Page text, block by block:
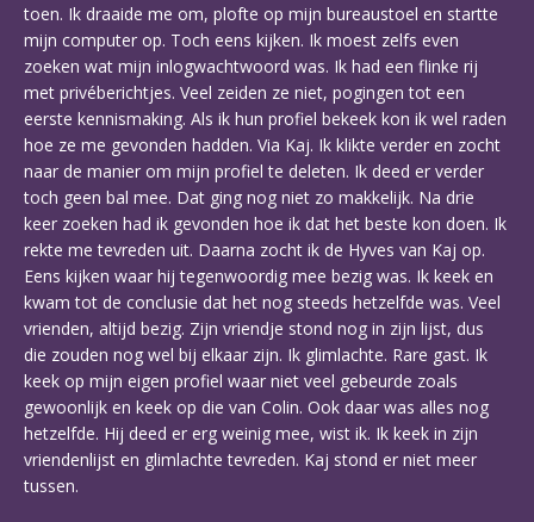
toen. Ik draaide me om, plofte op mijn bureaustoel en startte
mijn computer op. Toch eens kijken. Ik moest zelfs even
zoeken wat mijn inlogwachtwoord was. Ik had een flinke rij
met privéberichtjes. Veel zeiden ze niet, pogingen tot een
eerste kennismaking. Als ik hun profiel bekeek kon ik wel raden
hoe ze me gevonden hadden. Via Kaj. Ik klikte verder en zocht
naar de manier om mijn profiel te deleten. Ik deed er verder
toch geen bal mee. Dat ging nog niet zo makkelijk. Na drie
keer zoeken had ik gevonden hoe ik dat het beste kon doen. Ik
rekte me tevreden uit. Daarna zocht ik de Hyves van Kaj op.
Eens kijken waar hij tegenwoordig mee bezig was. Ik keek en
kwam tot de conclusie dat het nog steeds hetzelfde was. Veel
vrienden, altijd bezig. Zijn vriendje stond nog in zijn lijst, dus
die zouden nog wel bij elkaar zijn. Ik glimlachte. Rare gast. Ik
keek op mijn eigen profiel waar niet veel gebeurde zoals
gewoonlijk en keek op die van Colin. Ook daar was alles nog
hetzelfde. Hij deed er erg weinig mee, wist ik. Ik keek in zijn
vriendenlijst en glimlachte tevreden. Kaj stond er niet meer
tussen.